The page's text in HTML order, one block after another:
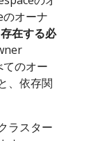
オーナ
存在する必
のオー
、依存関
ラスター